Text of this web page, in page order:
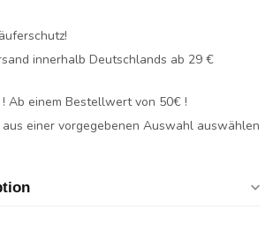
innerhalb Deutschlands ab 29 €
Ab einem Bestellwert von 50€ !
aus einer vorgegebenen Auswahl auswählen